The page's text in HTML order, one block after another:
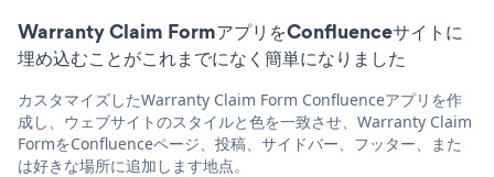
Warranty Claim FormアプリをConfluenceサイトに
埋め込むことがこれまでになく簡単になりました
カスタマイズしたWarranty Claim Form Confluenceアプリを作
成し、ウェブサイトのスタイルと色を一致させ、Warranty Claim
FormをConfluenceページ、投稿、サイドバー、フッター、また
は好きな場所に追加します地点。